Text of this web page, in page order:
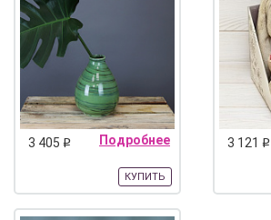
3 405 q Подробнее
КУПИТЬ
3 121 q